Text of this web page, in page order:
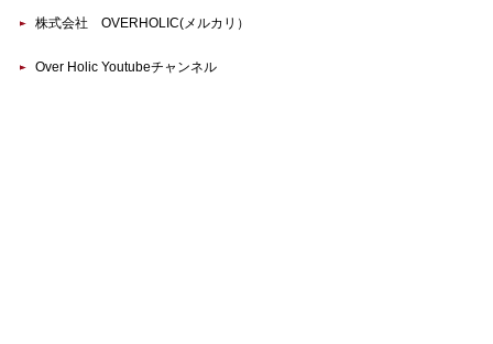
株式会社 OVERHOLIC(メルカリ）
Over Holic Youtubeチャンネル